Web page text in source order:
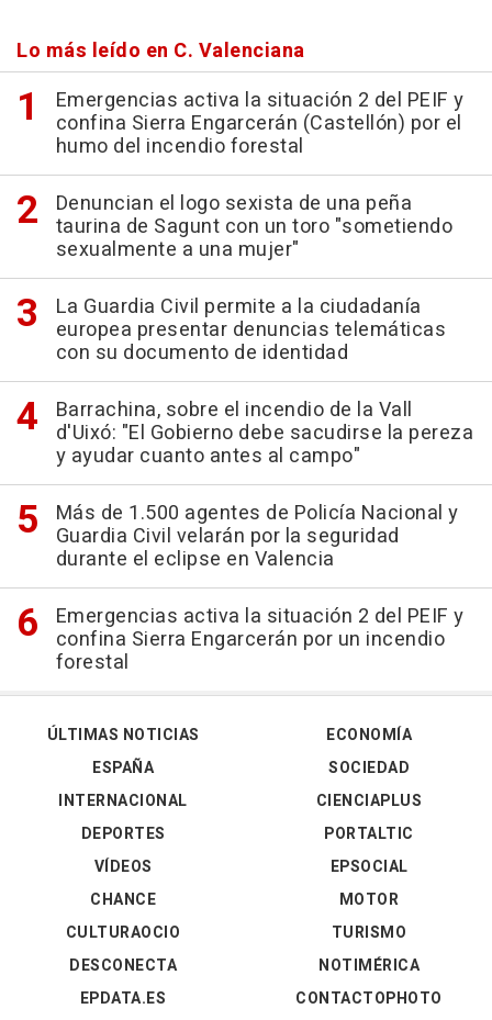
Lo más leído en C. Valenciana
Emergencias activa la situación 2 del PEIF y
confina Sierra Engarcerán (Castellón) por el
humo del incendio forestal
Denuncian el logo sexista de una peña
taurina de Sagunt con un toro "sometiendo
sexualmente a una mujer"
La Guardia Civil permite a la ciudadanía
europea presentar denuncias telemáticas
con su documento de identidad
Barrachina, sobre el incendio de la Vall
d'Uixó: "El Gobierno debe sacudirse la pereza
y ayudar cuanto antes al campo"
Más de 1.500 agentes de Policía Nacional y
Guardia Civil velarán por la seguridad
durante el eclipse en Valencia
Emergencias activa la situación 2 del PEIF y
confina Sierra Engarcerán por un incendio
forestal
ÚLTIMAS NOTICIAS
ESPAÑA
INTERNACIONAL
DEPORTES
VÍDEOS
ECONOMÍA
SOCIEDAD
CIENCIAPLUS
PORTALTIC
EPSOCIAL
CHANCE
CULTURAOCIO
DESCONECTA
EPDATA.ES
MOTOR
TURISMO
NOTIMÉRICA
CONTACTOPHOTO